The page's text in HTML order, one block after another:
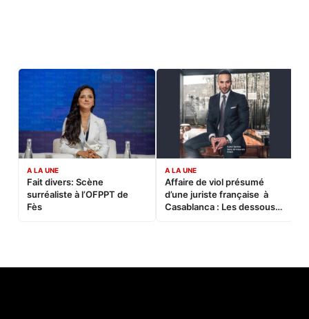
A LA UNE
Fait divers: Scène
surréaliste à l’OFPPT de
Fès
A LA UNE
Affaire de viol présumé
d’une juriste française à
Casablanca : Les dessous